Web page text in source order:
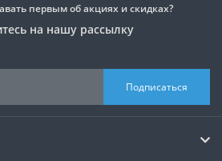
первым об акциях и скидках?
на нашу рассылку
Подписаться